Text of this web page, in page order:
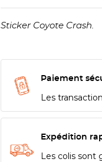
Sticker Coyote Crash.
Paiement
Les
Expédition
Les colis sont